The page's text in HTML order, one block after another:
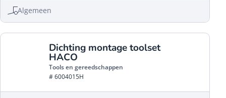
Algemeen
Dichting montage toolset
HACO
Tools en gereedschappen
# 6004015H